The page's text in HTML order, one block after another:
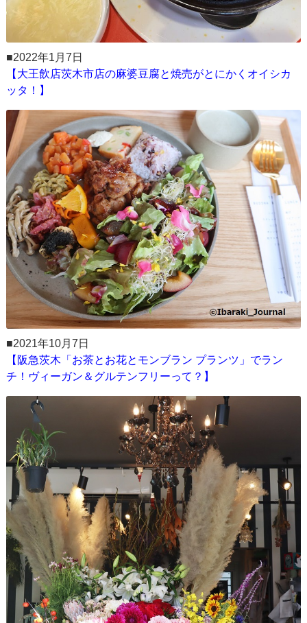
■2022年1月7日
【大王飲店茨木市店の麻婆豆腐と焼売がとにかくオイシカ
ッタ！】
■2021年10月7日
【阪急茨木「お茶とお花とモンブラン プランツ」でラン
チ！ヴィーガン＆グルテンフリーって？】